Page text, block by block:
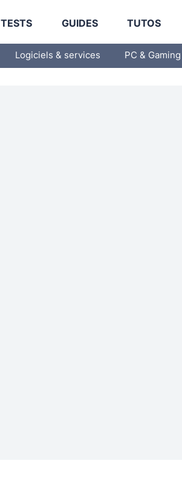
TESTS GUIDES TUTOS
Logiciels & services PC & Gaming